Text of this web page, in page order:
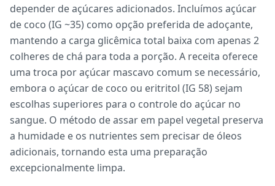
depender de açúcares adicionados. Incluímos açúcar
de coco (IG ~35) como opção preferida de adoçante,
mantendo a carga glicêmica total baixa com apenas 2
colheres de chá para toda a porção. A receita oferece
uma troca por açúcar mascavo comum se necessário,
embora o açúcar de coco ou eritritol (IG 58) sejam
escolhas superiores para o controle do açúcar no
sangue. O método de assar em papel vegetal preserva
a humidade e os nutrientes sem precisar de óleos
adicionais, tornando esta uma preparação
excepcionalmente limpa.